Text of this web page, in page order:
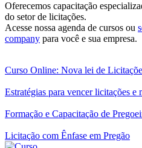
Oferecemos capacitação
do setor de licitações.
Acesse nossa agenda de cursos ou
company para você e sua empresa.
Curso Online: Nova lei de
Estratégias para vencer licitações e
Formação e Capacitação de
Licitação com Ênfase em Pregão